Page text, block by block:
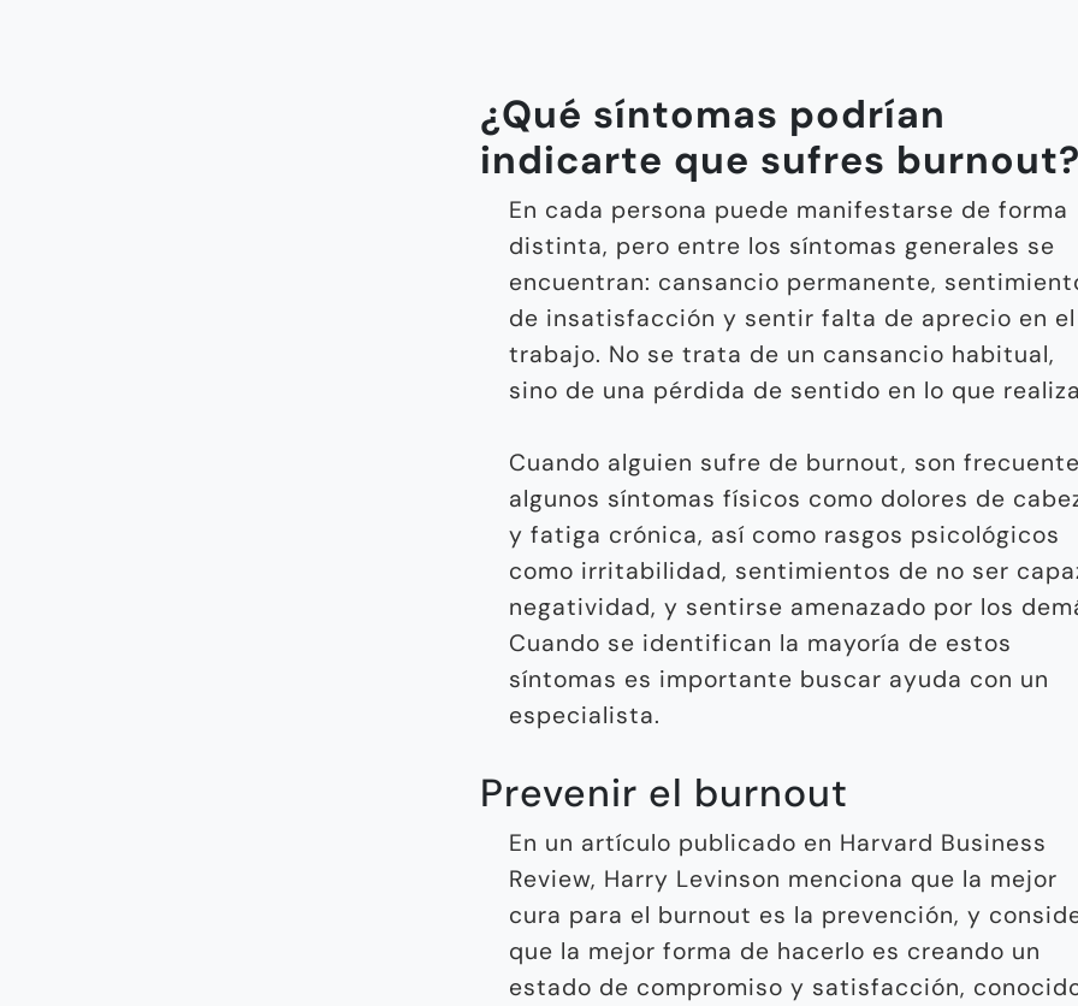
¿Qué síntomas podrían
indicarte que sufres burnout?
En cada persona puede manifestarse de forma
distinta, pero entre los síntomas generales se
encuentran: cansancio permanente,
de insatisfacción y sentir falta de aprecio en el
trabajo. No se trata de un cansancio habitual,
sino de una pérdida de sentido en lo que
Cuando alguien sufre de burnout, son
algunos síntomas físicos como dolores de
y fatiga crónica, así como rasgos psicológicos
como irritabilidad, sentimientos de no ser
negatividad, y sentirse amenazado por los
Cuando se identifican la mayoría de estos
síntomas es importante buscar ayuda con un
especialista.
Prevenir el burnout
En un artículo publicado en Harvard Business
Review, Harry Levinson menciona que la mejor
cura para el burnout es la prevención, y
que la mejor forma de hacerlo es creando un
estado de compromiso y satisfacción,